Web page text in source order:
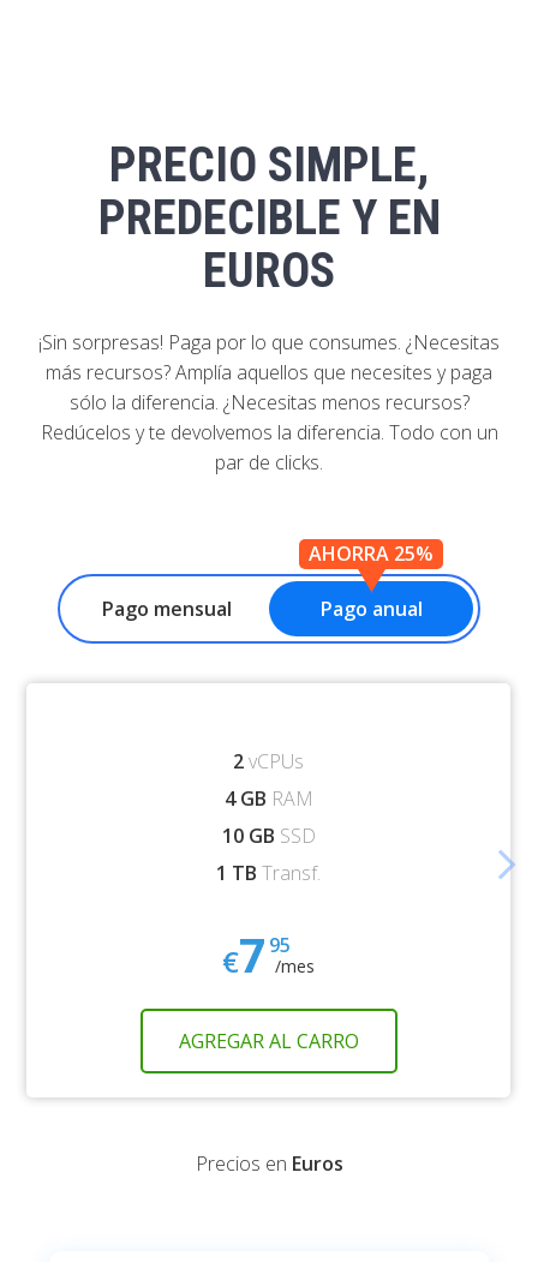
PRECIO SIMPLE,
PREDECIBLE Y EN
EUROS
¡Sin sorpresas! Paga por lo que consumes. ¿Necesitas
más recursos? Amplía aquellos que necesites y paga
sólo la diferencia. ¿Necesitas menos recursos?
Redúcelos y te devolvemos la diferencia. Todo con un
par de clicks.
Pago mensual Pago anual
AHORRA 25%
arrow_forward_ios
2vCPUs
4 GB RAM
10 GB SSD
1 TB Transf.
€7 95
/mes
AGREGAR AL CARRO
Precios en Euros